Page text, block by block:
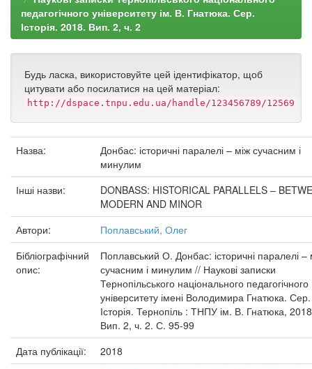
педагогічного університету ім. В. Гнатюка. Сер.
Історія. 2018. Вип. 2, ч. 2
Будь ласка, використовуйте цей ідентифікатор, щоб
цитувати або посилатися на цей матеріал:
http://dspace.tnpu.edu.ua/handle/123456789/12569
Назва:
Донбас: історичні паралелі – між сучасним і
минулим
Інші назви:
DONBASS: HISTORICAL PARALLELS –
MODERN AND MINOR
Автори:
Поплавський, Олег
Бібліографічний
опис:
Поплавський О. Донбас: історичні паралелі –
сучасним і минулим // Наукові записки
Тернопільського національного педагогічного
університету імені Володимира Гнатюка. Сер.
Історія. Тернопіль : ТНПУ ім. В. Гнатюка,
Вип. 2, ч. 2. С. 95-99
Дата публікації:
2018